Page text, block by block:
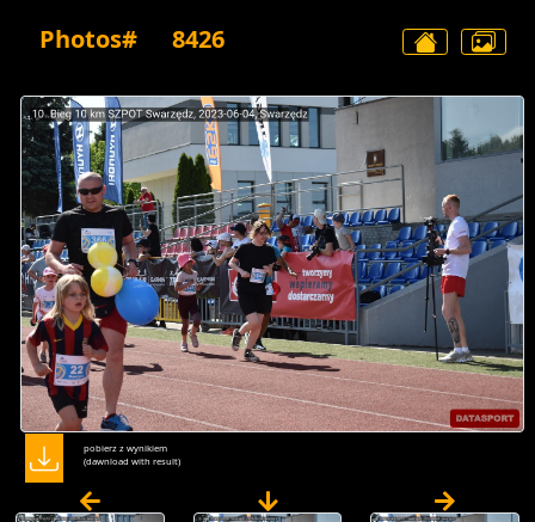
Photos# 8426
pobierz z wynikiem
(dawnload with result)